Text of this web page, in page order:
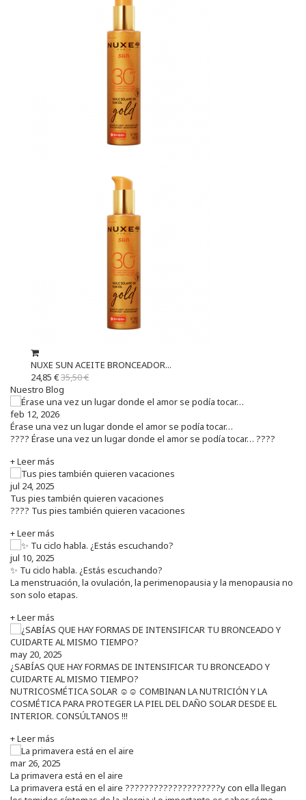
NUXE SUN ACEITE BRONCEADOR...
24,85 €35,50 €
Nuestro Blog
feb 12, 2026
Érase una vez un lugar donde el amor se podía tocar…
???? Érase una vez un lugar donde el amor se podía tocar… ????
+ Leer más
jul 24, 2025
Tus pies también quieren vacaciones
???? Tus pies también quieren vacaciones
+ Leer más
jul 10, 2025
✨ Tu ciclo habla. ¿Estás escuchando?
La menstruación, la ovulación, la perimenopausia y la menopausia no
son solo etapas.
+ Leer más
may 20, 2025
¿SABÍAS QUE HAY FORMAS DE INTENSIFICAR TU BRONCEADO Y
CUIDARTE AL MISMO TIEMPO?
NUTRICOSMÉTICA SOLAR ☺️☺️ COMBINAN LA NUTRICIÓN Y LA
COSMÉTICA PARA PROTEGER LA PIEL DEL DAÑO SOLAR DESDE EL
INTERIOR. CONSÚLTANOS !!!
+ Leer más
mar 26, 2025
La primavera está en el aire
La primavera está en el aire ????????????????????y con ella llegan